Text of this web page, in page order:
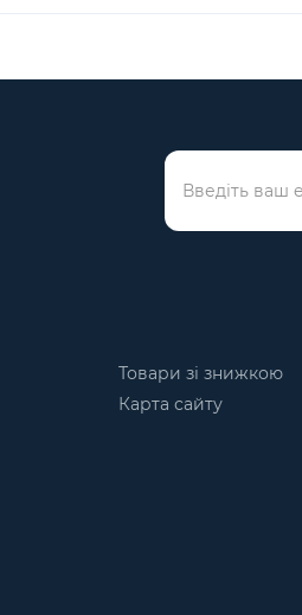
Товари зі знижкою
Карта сайту